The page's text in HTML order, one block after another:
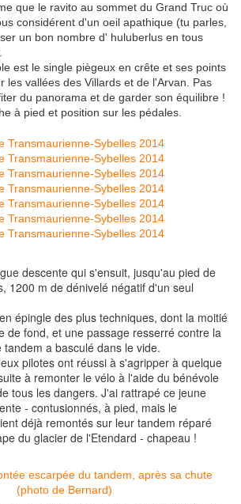
que le ravito au sommet du Grand Truc où
considérent d'un oeil apathique (tu parles,
un bon nombre d' huluberlus en tous
est le single piègeux en crête et ses points
les vallées des Villards et de l'Arvan. Pas
du panorama et de garder son équilibre !
à pied et position sur les pédales.
descente qui s'ensuit, jusqu'au pied de
1200 m de dénivelé négatif d'un seul
épingle des plus techniques, dont la moitié
de fond, et une passage resserré contre la
a basculé dans le vide.
pilotes ont réussi à s'agripper à quelque
à remonter le vélo à l'aide du bénévole
tous les dangers. J'ai rattrapé ce jeune
- contusionnés, à pied, mais le
déjà remontés sur leur tandem réparé
du glacier de l'Etendard - chapeau !